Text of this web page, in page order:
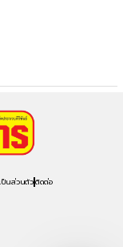
ป็นส่วนตัวติดต่อ